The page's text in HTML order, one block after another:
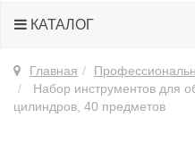
КАТАЛОГ
Главная
Набор инструментов для
цилиндров, 40 предметов